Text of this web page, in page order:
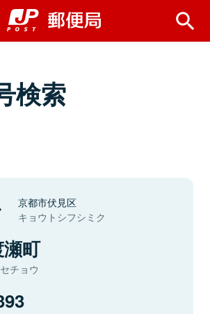
検索
京都市伏見区
キョウトシフシミク
町
チョウ